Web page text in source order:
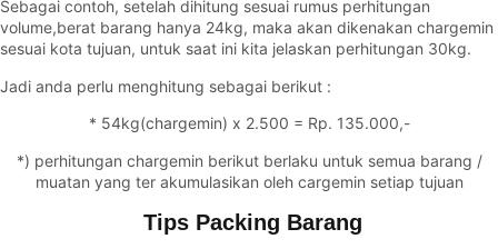
Sebagai contoh, setelah dihitung sesuai rumus perhitungan
volume,berat barang hanya 24kg, maka akan dikenakan chargemin
sesuai kota tujuan, untuk saat ini kita jelaskan perhitungan 30kg.
Jadi anda perlu menghitung sebagai berikut :
* 54kg(chargemin) x 2.500 = Rp. 135.000,-
*) perhitungan chargemin berikut berlaku untuk semua barang /
muatan yang ter akumulasikan oleh cargemin setiap tujuan
Tips Packing Barang